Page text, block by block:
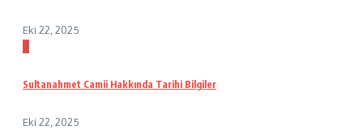
Eki 22, 2025
2
Sultanahmet Camii Hakkında Tarihi Bilgiler
Eki 22, 2025